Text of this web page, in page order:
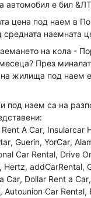
автомобил е бил
цена под наем в
наемната
на кола -
През
на жилища под наем е
под наем са на
A Car Insularcar
Guerin YorCar
Car Rental Drive
Hertz addCarRental
Car Dollar Rent a Car
Autounion Car Rental